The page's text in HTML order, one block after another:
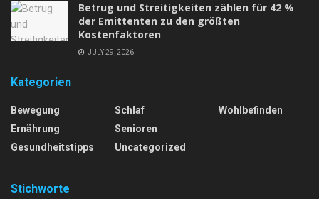
Betrug und Streitigkeiten zählen für 42 %
der Emittenten zu den größten
Kostenfaktoren
JULY 29, 2026
Kategorien
Bewegung
Ernährung
Gesundheitstipps
Schlaf
Senioren
Uncategorized
Wohlbefinden
Stichworte